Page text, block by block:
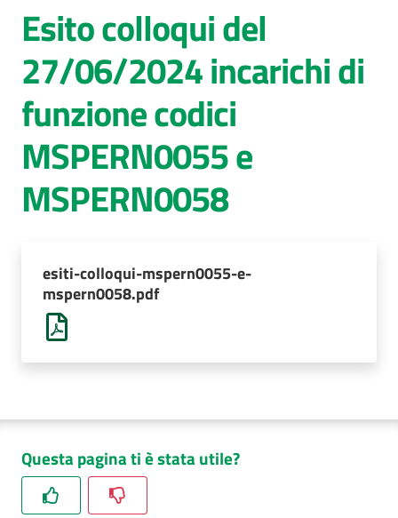
cura
AUSL
Comunica
Esito colloqui del
27/06/2024 incarichi di
funzione codici
MSPERN0055 e
MSPERN0058
esiti-colloqui-mspern0055-e-
mspern0058.pdf
Questa pagina ti è stata utile?